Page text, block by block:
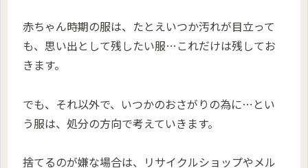
赤ちゃん時期の服は、たとえいつか汚れが目立って
も、思い出として残したい服…これだけは残してお
きます。
でも、それ以外で、いつかのおさがりの為に…とい
う服は、処分の方向で考えていきます。
捨てるのが嫌な場合は、リサイクルショップやメル